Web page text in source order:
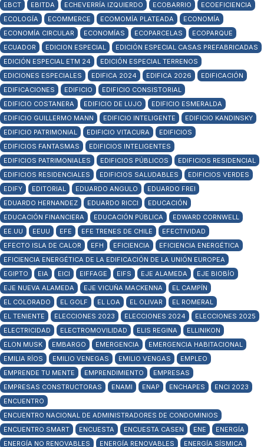
EBCT
EBITDA ECHEVERRÍA IZQUIERDO ECOBARRIO
ECOEFICIENCIA
ECOLOGÍA
ECOMMERCE ECOMOMÍA PLATEADA
ECONOMÍA
ECONOMÍA CIRCULAR
ECONOMÍAS ECOPARCELAS
ECOPARQUE
ECUADOR
EDICION ESPECIAL
EDICIÓN ESPECIAL CASAS PREFABRICADAS
EDICIÓN ESPECIAL ETM 24
EDICIÓN ESPECIAL TERRENOS
EDICIONES ESPECIALES
EDIFICA 2024 EDIFICA 2026
EDIFICACIÓN
EDIFICACIONES
EDIFICIO
EDIFICIO CONSISTORIAL
EDIFICIO COSTANERA
EDIFICIO DE LUJO
EDIFICIO ESMERALDA
EDIFICIO GUILLERMO MANN
EDIFICIO INTELIGENTE
EDIFICIO KANDINSKY
EDIFICIO PATRIMONIAL
EDIFICIO VITACURA
EDIFICIOS
EDIFICIOS FANTASMAS
EDIFICIOS INTELIGENTES
EDIFICIOS PATRIMONIALES
EDIFICIOS PÚBLICOS
EDIFICIOS RESIDENCIAL
EDIFICIOS RESIDENCIALES
EDIFICIOS SALUDABLES
EDIFICIOS VERDES
EDIFY
EDITORIAL EDUARDO ANGULO
EDUARDO FREI
EDUARDO HERNANDEZ
EDUARDO RICCI
EDUCACIÓN
EDUCACIÓN FINANCIERA
EDUCACIÓN PÚBLICA
EDWARD CORNWELL
EE.UU
EEUU EFE EFE TRENES DE CHILE
EFECTIVIDAD
EFECTO ISLA DE CALOR
EFH EFICIENCIA
EFICIENCIA ENERGÉTICA
EFICIENCIA ENERGÉTICA DE LA EDIFICACIÓN DE LA UNIÓN EUROPEA
EGIPTO
EIA EICI EIFFAGE EIFS EJE ALAMEDA
EJE BIOBÍO
EJE NUEVA ALAMEDA
EJE VICUÑA MACKENNA
EL CAMPÍN
EL COLORADO
EL GOLF EL LOA EL OLIVAR
EL ROMERAL
EL TENIENTE
ELECCIONES 2023 ELECCIONES 2024
ELECCIONES 2025
ELECTRICIDAD
ELECTROMOVILIDAD ELIS REGINA
ELLINIKON
ELON MUSK
EMBARGO EMERGENCIA
EMERGENCIA HABITACIONAL
EMILIA RÍOS
EMILIO VENEGAS EMILIO VENGAS
EMPLEO
EMPRENDE TU MENTE
EMPRENDIMIENTO
EMPRESAS
EMPRESAS CONSTRUCTORAS
ENAMI ENAP ENCHAPES
ENCI 2023
ENCUENTRO
ENCUENTRO NACIONAL DE ADMINISTRADORES DE CONDOMINIOS
ENCUENTRO SMART
ENCUESTA ENCUESTA CASEN ENE
ENERGÍA
ENERGÍA NO RENOVABLES
ENERGÍA RENOVABLES
ENERGÍA SÍSMICA